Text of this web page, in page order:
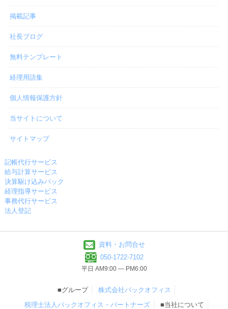
掲載記事
社長ブログ
無料テンプレート
経理用語集
個人情報保護方針
当サイトについて
サイトマップ
記帳代行サービス
給与計算サービス
決算駆け込みパック
経理指導サービス
事務代行サービス
法人登記
資料・お問合せ
050-1722-7102
平日 AM9:00 ― PM6:00
■グループ
株式会社バックオフィス
税理士法人バックオフィス・パートナーズ
■当社について